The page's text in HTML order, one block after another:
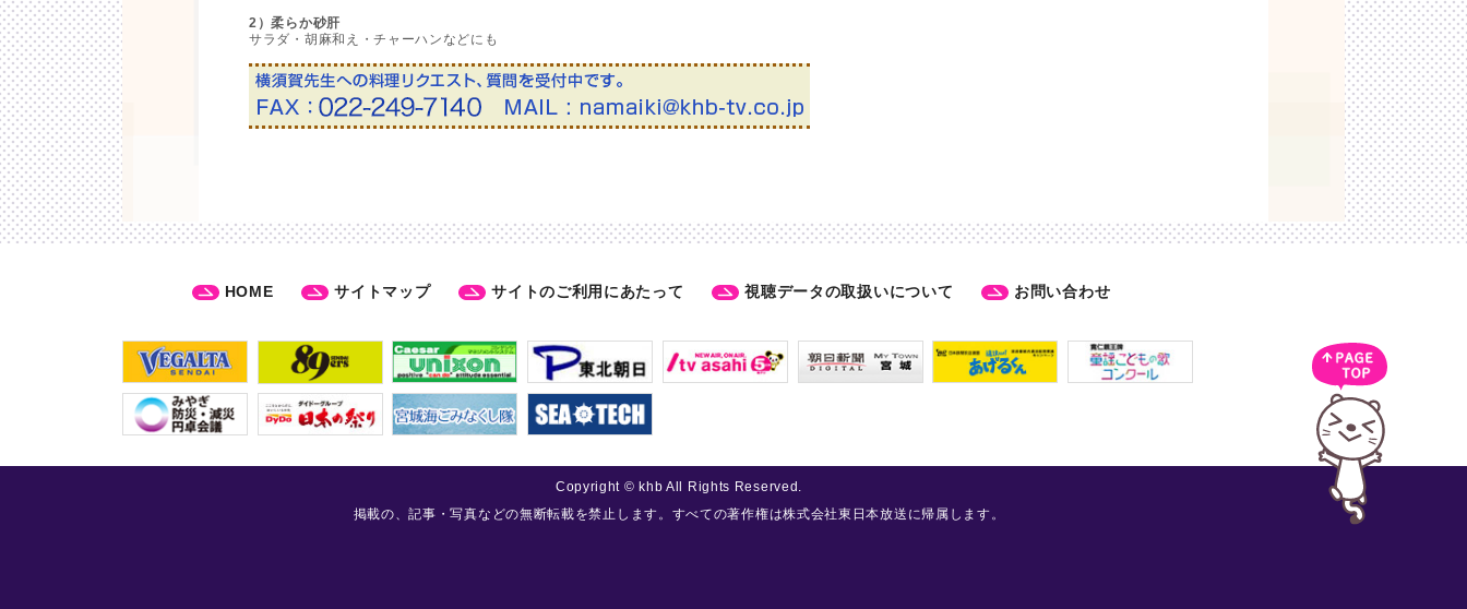
2）柔らか砂肝
サラダ・胡麻和え・チャーハンなどにも
HOME サイトマップ サイトのご利用にあたって 視聴データの取扱いについて お問い合わせ
Copyright © khb All Rights Reserved.
掲載の、記事・写真などの無断転載を禁止します。すべての著作権は株式会社東日本放送に帰属します。